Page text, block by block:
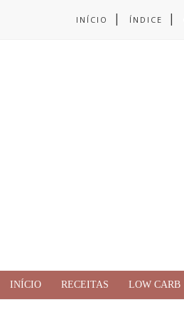
INÍCIO ÍNDICE
INÍCIO RECEITAS LOW CARB